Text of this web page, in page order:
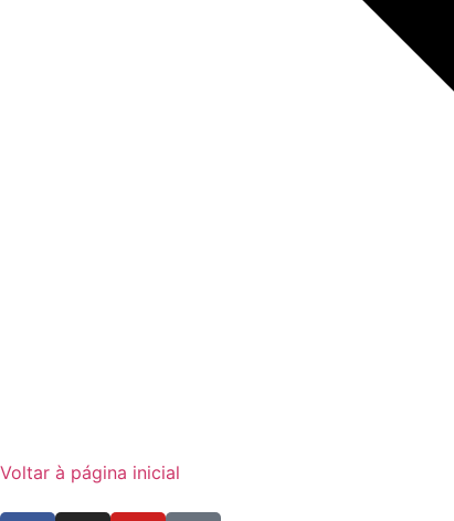
Voltar à página inicial